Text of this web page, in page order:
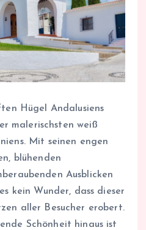
Hügel Andalusiens
malerischsten weiß
Mit seinen engen
blühenden
Ausblicken
kein Wunder, dass dieser
aller Besucher erobert.
Schönheit hinaus ist